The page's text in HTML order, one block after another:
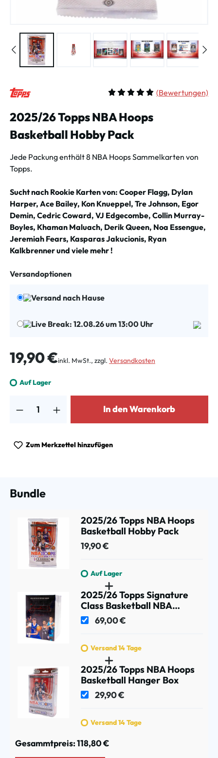
(Bewertungen)
2025/26 Topps NBA Hoops
Basketball Hobby Pack
Jede Packung enthält 8 NBA Hoops Sammelkarten von
Topps.
Sucht nach Rookie Karten von: Cooper Flagg, Dylan
Harper, Ace Bailey, Kon Knueppel, Tre Johnson, Egor
Demin, Cedric Coward, VJ Edgecombe, Collin Murray-
Boyles, Khaman Maluach, Derik Queen, Noa Essengue,
Jeremiah Fears, Kasparas Jakucionis, Ryan
Kalkbrenner und viele mehr !
Versandoptionen
Versand nach Hause
Live Break: 12.08.26 um 13:00 Uhr
Regulärer Preis:
19,90 €inkl. MwSt., zzgl. Versandkosten
Auf Lager
In den Warenkorb
Zum Merkzettel hinzufügen
Bundle
2025/26 Topps NBA Hoops
Basketball Hobby Pack
19,90 €
Auf Lager
2025/26 Topps Signature
Class Basketball NBA
Blaster Box
69,00 €
Versand 14 Tage
2025/26 Topps NBA Hoops
Basketball Hanger Box
29,90 €
Versand 14 Tage
Gesammtpreis:118,80 €